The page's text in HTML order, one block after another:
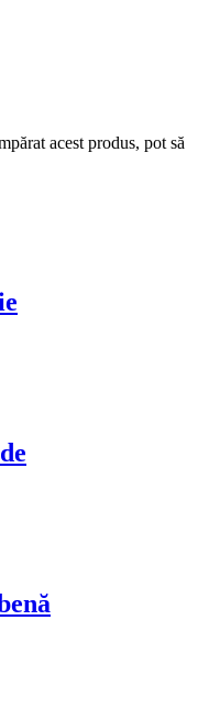
acest produs, pot să